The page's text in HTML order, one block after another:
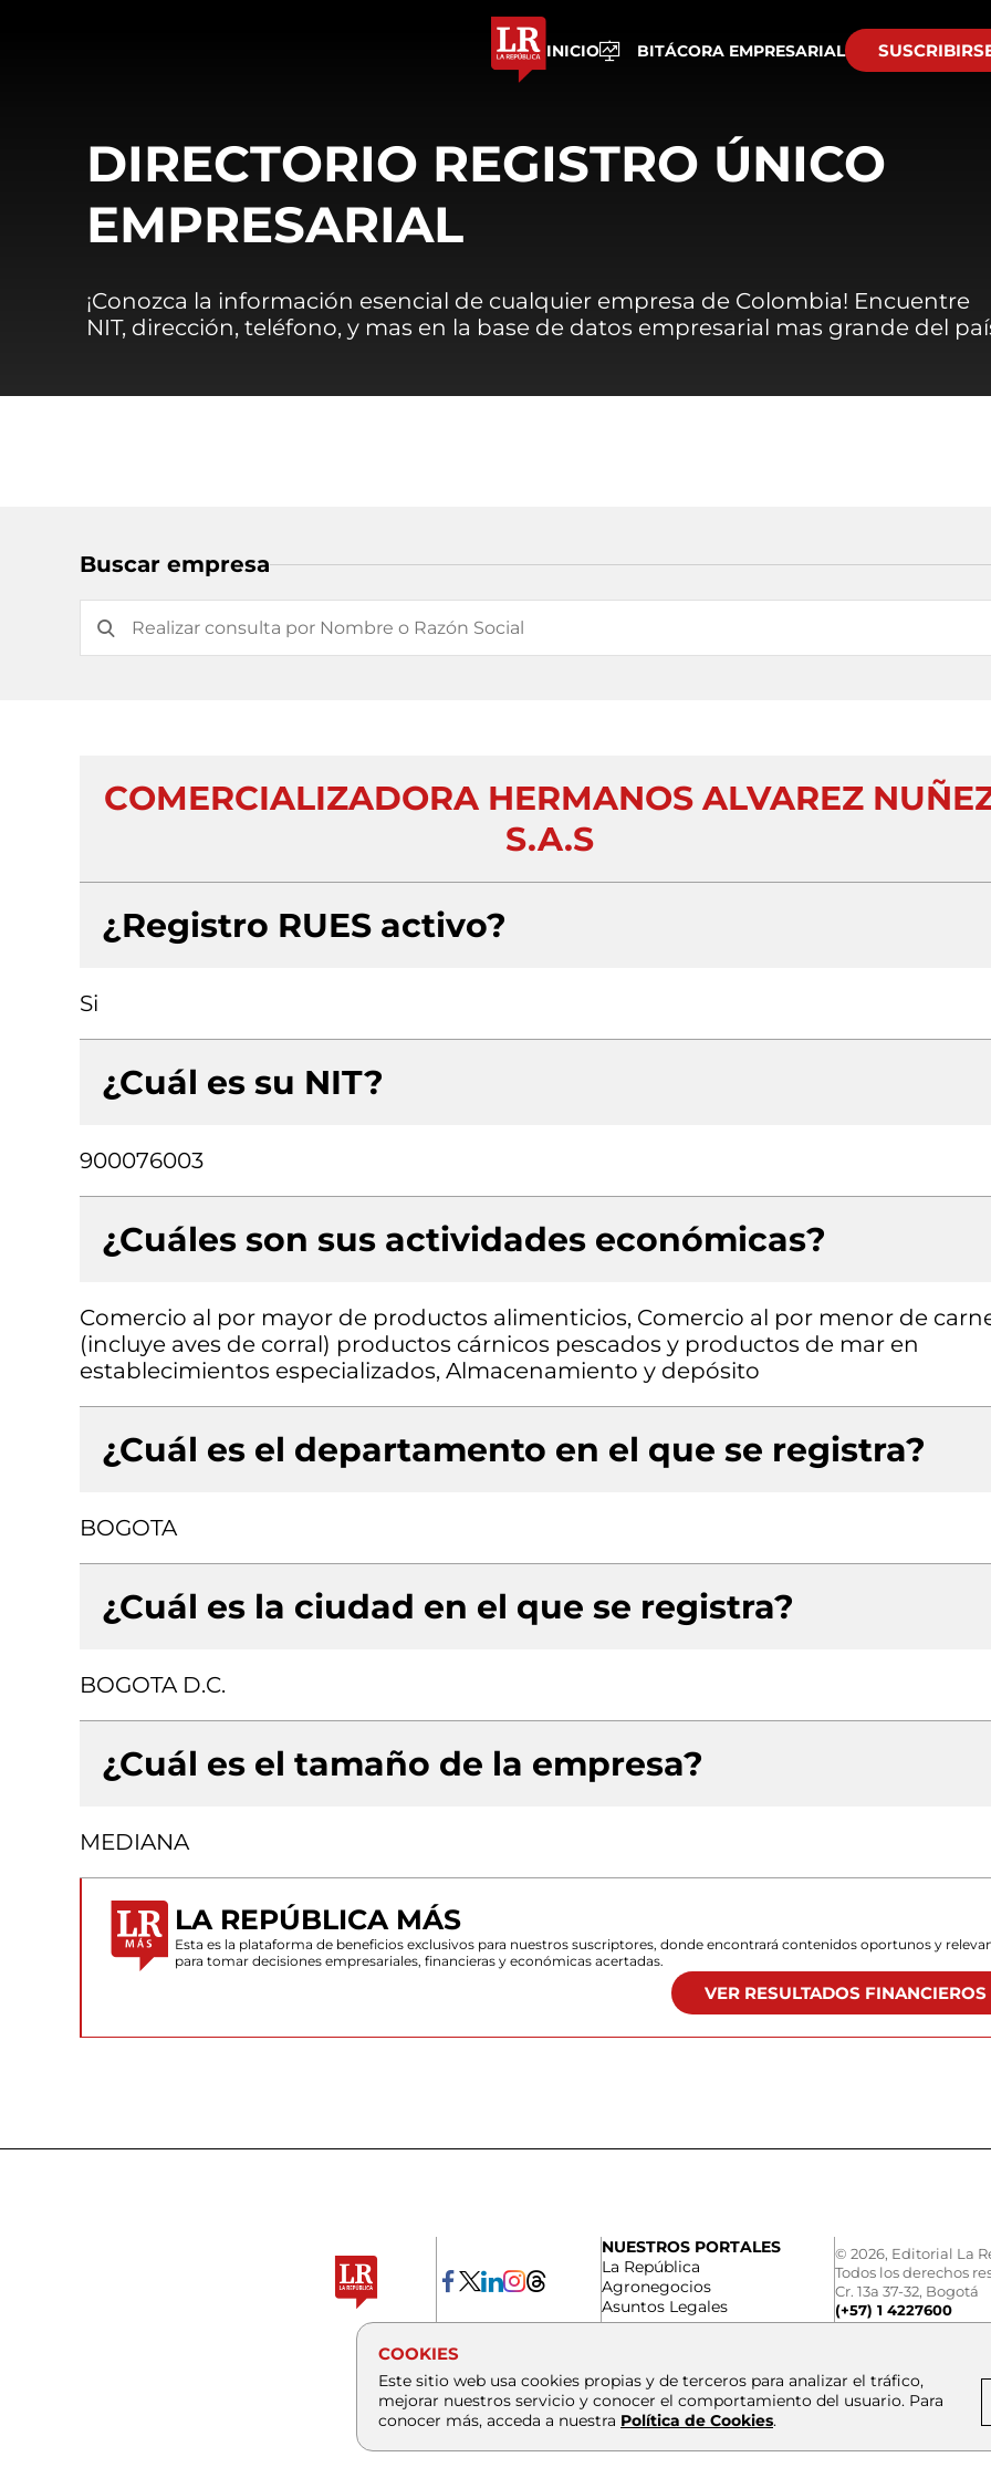
INICIO BITÁCORA EMPRESARIAL
DIRECTORIO REGISTRO ÚNICO
EMPRESARIAL
¡Conozca la información esencial de cualquier empresa de Colombia! Encuentre
NIT, dirección, teléfono, y mas en la base de datos empresarial mas grande del
Buscar empresa
COMERCIALIZADORA HERMANOS ALVAREZ
S.A.S
¿Registro RUES activo?
Si
¿Cuál es su NIT?
900076003
¿Cuáles son sus actividades económicas?
Comercio al por mayor de productos alimenticios, Comercio al por menor de
(incluye aves de corral) productos cárnicos pescados y productos de mar en
establecimientos especializados, Almacenamiento y depósito
¿Cuál es el departamento en el que se registra?
BOGOTA
¿Cuál es la ciudad en el que se registra?
BOGOTA D.C.
¿Cuál es el tamaño de la empresa?
MEDIANA
LA REPÚBLICA MÁS
Esta es la plataforma de beneficios exclusivos para nuestros suscriptores, donde encontrará contenidos oportunos y
para tomar decisiones empresariales, financieras y económicas acertadas.
VER RESULTADOS FINANCIEROS
NUESTROS PORTALES
La República
Agronegocios
Asuntos Legales
© 2026, Editorial La
Todos los derechos
Cr. 13a 37-32, Bogotá
(+57) 1 4227600
COOKIES
Este sitio web usa cookies propias y de terceros para analizar el tráfico,
mejorar nuestros servicio y conocer el comportamiento del usuario. Para
conocer más, acceda a nuestra Política de Cookies.